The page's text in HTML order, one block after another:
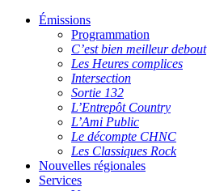
Émissions
Programmation
C’est bien meilleur debout
Les Heures complices
Intersection
Sortie 132
L’Entrepôt Country
L’Ami Public
Le décompte CHNC
Les Classiques Rock
Nouvelles régionales
Services